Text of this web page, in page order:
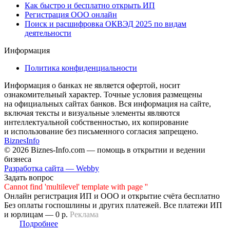
Как быстро и бесплатно открыть ИП
Регистрация ООО онлайн
Поиск и расшифровка ОКВЭД 2025 по видам
деятельности
Информация
Политика конфиденциальности
Информация о банках не является офертой, носит
ознакомительный характер. Точные условия размещены
на официальных сайтах банков. Вся информация на сайте,
включая тексты и визуальные элементы являются
интеллектуальной собственностью, их копирование
и использование без письменного согласия запрещено.
BiznesInfo
© 2026 Biznes-Info.com — помощь в открытии и ведении
бизнеса
Разработка сайта — Webby
Задать вопрос
Cannot find 'multilevel' template with page ''
Онлайн регистрация ИП и ООО и открытие счёта бесплатно
Без оплаты госпошлины и других платежей. Все платежи ИП
и юрлицам — 0 р. Реклама
Подробнее